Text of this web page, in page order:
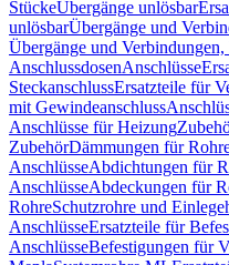
StückeÜbergänge unlösbar
unlösbarÜbergänge und
Übergänge und Verbindungen,
AnschlussdosenAnschlüsse
SteckanschlussErsatzteile für
mit Gewindeanschluss
Anschlüsse für Heizung
ZubehörDämmungen für
AnschlüsseAbdichtungen für
AnschlüsseAbdeckungen für
RohreSchutzrohre und
AnschlüsseErsatzteile für
AnschlüsseBefestigungen für